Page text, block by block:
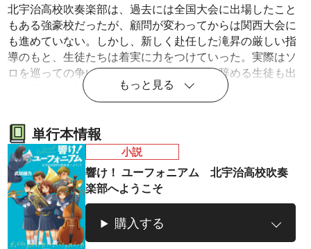
ラノベ
魔法少女育成計
画
2026年秋、TVアニメ
『魔法少女育成計画
restart』放送決定！
愛蔵版 花ぶらん
こゆれて
太刀掛秀子の名作が
紙で復刊！
ん
異世界お仕事ファン
好評発売中！
北宇治高校吹奏楽部は、過去には全国大会に出場したこと
もある強豪校だったが、顧問が変わってからは関西大会に
も進めていない。しかし、新しく赴任した滝昇の厳しい指
導のもと、生徒たちは着実に力をつけていった。実際はソ
ロを巡っての争いや、勉強を優先し部活を辞める生徒も出
てくるなど、波瀾万丈の毎日。そんななか、いよいよコン
クールの日がやってくる――。
もっと見る
単行本情報
小説
響け！ ユーフォニアム 北宇治高校吹奏
楽部へようこそ
購入する